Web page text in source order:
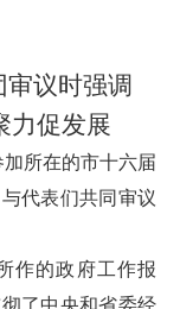
议时强调
力促发展
所在的市十六届
代表们共同审议
作的政府工作报
了中央和省委经